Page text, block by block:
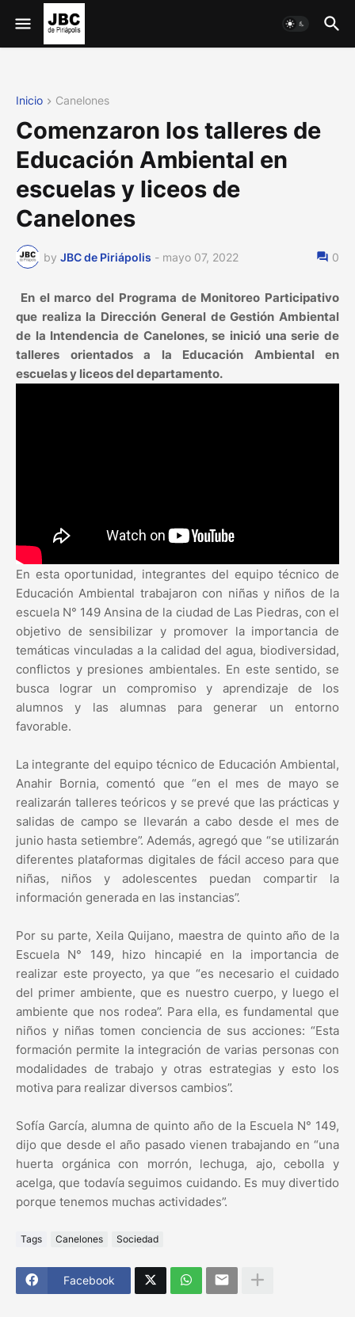
Inicio Canelones
Comenzaron los talleres de
Educación Ambiental en
escuelas y liceos de
Canelones
by JBC de Piriápolis - mayo 07, 2022 0
En el marco del Programa de Monitoreo Participativo
que realiza la Dirección General de Gestión Ambiental
de la Intendencia de Canelones, se inició una serie de
talleres orientados a la Educación Ambiental en
escuelas y liceos del departamento.
En esta oportunidad, integrantes del equipo técnico de
Educación Ambiental trabajaron con niñas y niños de la
escuela N° 149 Ansina de la ciudad de Las Piedras, con el
objetivo de sensibilizar y promover la importancia de
temáticas vinculadas a la calidad del agua, biodiversidad,
conflictos y presiones ambientales. En este sentido, se
busca lograr un compromiso y aprendizaje de los
alumnos y las alumnas para generar un entorno
favorable.
La integrante del equipo técnico de Educación Ambiental,
Anahir Bornia, comentó que “en el mes de mayo se
realizarán talleres teóricos y se prevé que las prácticas y
salidas de campo se llevarán a cabo desde el mes de
junio hasta setiembre”. Además, agregó que “se utilizarán
diferentes plataformas digitales de fácil acceso para que
niñas, niños y adolescentes puedan compartir la
información generada en las instancias”.
Por su parte, Xeila Quijano, maestra de quinto año de la
Escuela N° 149, hizo hincapié en la importancia de
realizar este proyecto, ya que “es necesario el cuidado
del primer ambiente, que es nuestro cuerpo, y luego el
ambiente que nos rodea”. Para ella, es fundamental que
niños y niñas tomen conciencia de sus acciones: “Esta
formación permite la integración de varias personas con
modalidades de trabajo y otras estrategias y esto los
motiva para realizar diversos cambios”.
Sofía García, alumna de quinto año de la Escuela N° 149,
dijo que desde el año pasado vienen trabajando en “una
huerta orgánica con morrón, lechuga, ajo, cebolla y
acelga, que todavía seguimos cuidando. Es muy divertido
porque tenemos muchas actividades”.
Tags Canelones Sociedad
Facebook